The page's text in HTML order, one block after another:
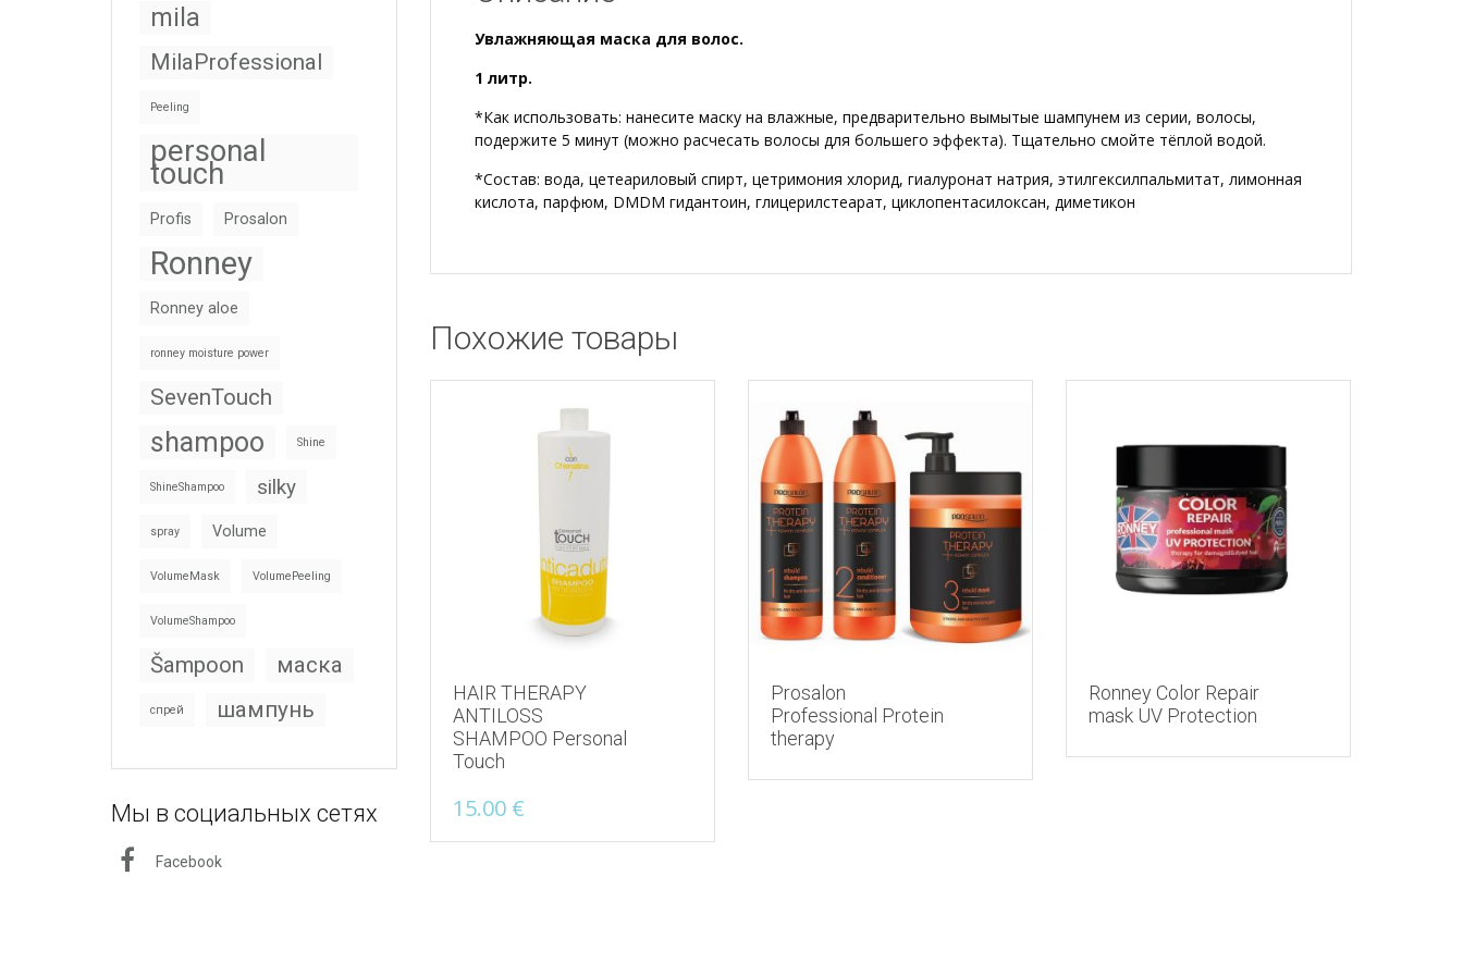
Увлажняющая маска для волос.
1 литр.
*Как использовать: нанесите маску на влажные, предварительно вымытые шампунем из серии, волосы,
подержите 5 минут (можно расчесать волосы для большего эффекта). Тщательно смойте тёплой водой.
*Состав: вода, цетеариловый спирт, цетримония хлорид, гиалуронат натрия, этилгексилпальмитат, лимонная
кислота, парфюм, DMDM ​​гидантоин, глицерилстеарат, циклопентасилоксан, диметикон
Похожие товары
HAIR THERAPY
ANTILOSS
SHAMPOO Personal
Touch
15.00 €
Prosalon
Professional Protein
therapy
Ronney Color Repair
mask UV Protection
mila
MilaProfessional
Peeling
personal
touch
Profis Prosalon
Ronney
Ronney aloe
ronney moisture power
SevenTouch
shampoo Shine
ShineShampoo silky
spray Volume
VolumeMask VolumePeeling
VolumeShampoo
Šampoon маска
спрей шампунь
Мы в социальных сетях
Facebook